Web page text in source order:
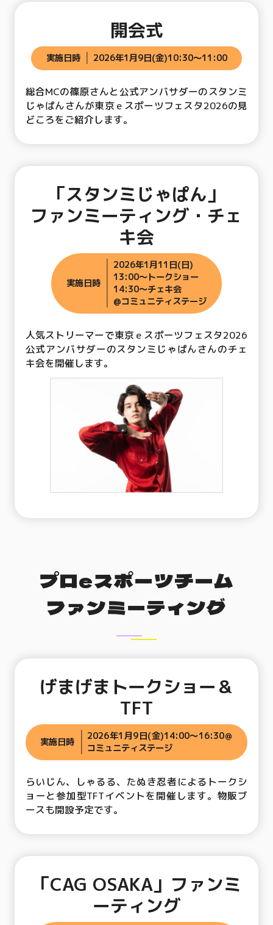
開会式
実施日時 2026年1月9日(金)10:30〜11:00
総合MCの篠原さんと公式アンバサダーのスタンミ
じゃぱんさんが東京ｅスポーツフェスタ2026の見
どころをご紹介します。
「スタンミじゃぱん」
ファンミーティング・チェ
キ会
実施日時
2026年1月11日(日)
13:00～トークショー
14:30～チェキ会
@コミュニティステージ
人気ストリーマーで東京ｅスポーツフェスタ2026
公式アンバサダーのスタンミじゃぱんさんのチェ
キ会を開催します。
プロeスポーツチーム
ファンミーティング
げまげまトークショー＆
TFT
実施日時
2026年1月9日(金)14:00〜16:30＠
コミュニティステージ
らいじん、しゃるる、たぬき忍者によるトークシ
ョーと参加型TFTイベントを開催します。物販ブ
ースも開設予定です。
「CAG OSAKA」ファンミ
ーティング